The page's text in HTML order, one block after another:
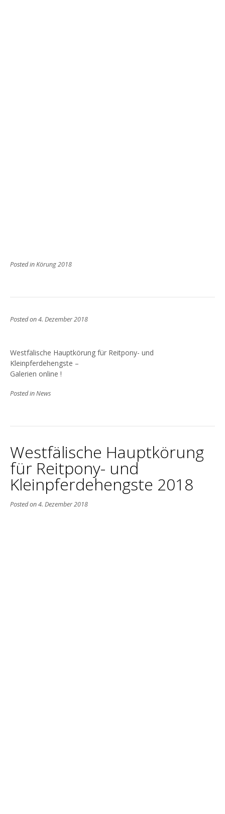
Posted inKörung 2018
Posted on4. Dezember 2018
Westfälische Hauptkörung für Reitpony- und
Kleinpferdehengste –
Galerien online !
Posted inNews
Westfälische Hauptkörung
für Reitpony- und
Kleinpferdehengste 2018
Posted on4. Dezember 2018